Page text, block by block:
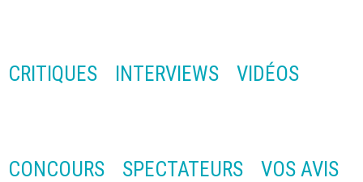
CRITIQUES INTERVIEWS VIDÉOS
CONCOURS SPECTATEURS VOS AVIS